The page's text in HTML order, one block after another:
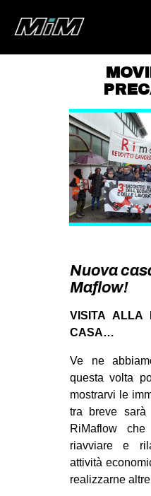
GAZA
CSOA
SPORT
Nuova
Maflow!
VISITA ALLA
CASA…
Ve ne
questa volta
mostrarvi le
tra breve
RiMaflow
riavviare e
attività
realizzarne